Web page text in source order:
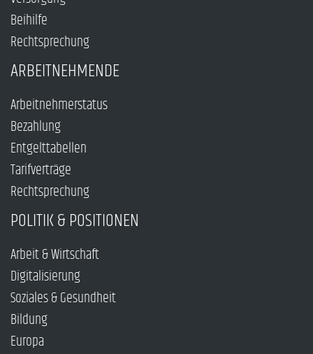
Beihilfe
Rechtsprechung
ARBEITNEHMENDE
Arbeitnehmerstatus
Bezahlung
Entgelttabellen
Tarifverträge
Rechtsprechung
POLITIK & POSITIONEN
Arbeit & Wirtschaft
Digitalisierung
Soziales & Gesundheit
Bildung
Europa